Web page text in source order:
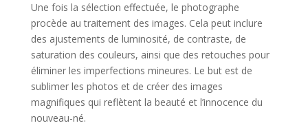
Une fois la sélection effectuée, le photographe
procède au traitement des images. Cela peut inclure
des ajustements de luminosité, de contraste, de
saturation des couleurs, ainsi que des retouches pour
éliminer les imperfections mineures. Le but est de
sublimer les photos et de créer des images
magnifiques qui reflètent la beauté et l’innocence du
nouveau-né.